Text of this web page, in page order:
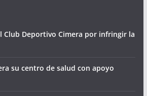
Club Deportivo Cimera por infringir la
su centro de salud con apoyo